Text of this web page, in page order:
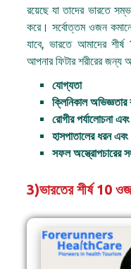
রয়েছে যা তাদের ভারতে
করে। সর্বোত্তম ওজন
যাবে, ভারতে আমাদের
আপনার ফিটার শরীরের
যোগ্যতা
ক্লিনিকাল অভিজ্ঞতার
রোগীর পর্যালোচনা
হাসপাতালের ধরন এবং
সফল অস্ত্রোপচারের
3)ভারতের শীর্ষ 10